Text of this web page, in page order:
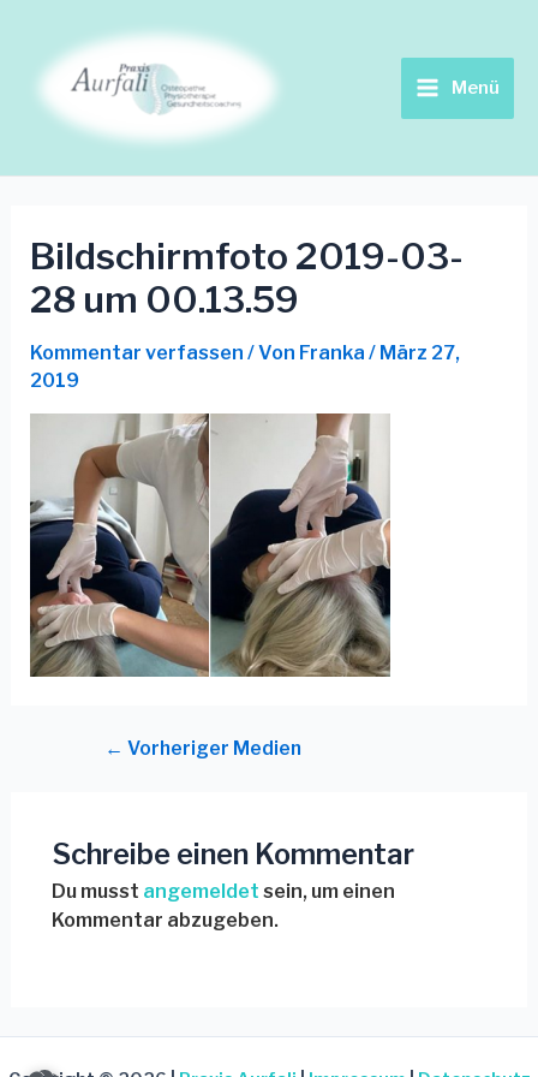
springen
Menu
Menü
Bildschirmfoto 2019-03-
28 um 00.13.59
Kommentar verfassen / Von Franka / März 27,
2019
Navigation
← Vorheriger Medien
Schreibe einen Kommentar
Du musst angemeldet sein, um einen
Kommentar abzugeben.